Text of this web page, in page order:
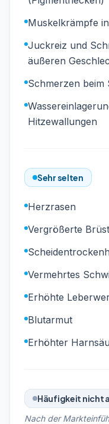
Muskelkrämpfe
Juckreiz und
äußeren
Schmerzen beim
Hitzewallungen
Sehr selten
Herzrasen
Vergrößerte
Vermehrtes
Erhöhte
Blutarmut
Erhöhter
Häufigkeit nicht
Nach der